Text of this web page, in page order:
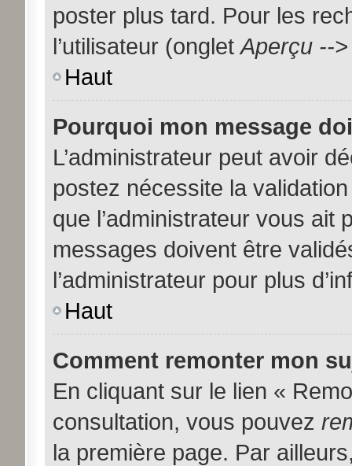
poster plus tard. Pour les
l’utilisateur (ongletAperçu --
Haut
Pourquoi mon message
L’administrateur peut avoir
postez nécessite la
que l’administrateur vous ait
messages doivent être
l’administrateur pour plus
Haut
Comment remonter mon
En cliquant sur le lien «
consultation, vous pouvez
la première page. Par